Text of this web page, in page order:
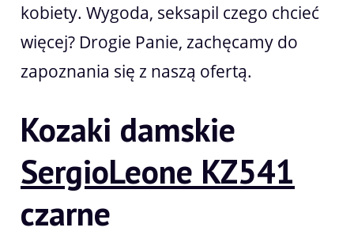
kobiety. Wygoda, seksapil czego chcieć
więcej? Drogie Panie, zachęcamy do
zapoznania się z naszą ofertą.
Kozaki damskie
SergioLeone KZ541
czarne